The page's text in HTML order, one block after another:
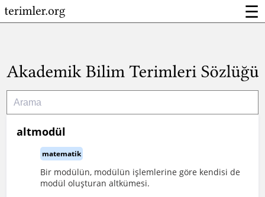
☰
altmodül
matematik
Bir modülün, modülün işlemlerine göre kendisi de
modül oluşturan altkümesi.